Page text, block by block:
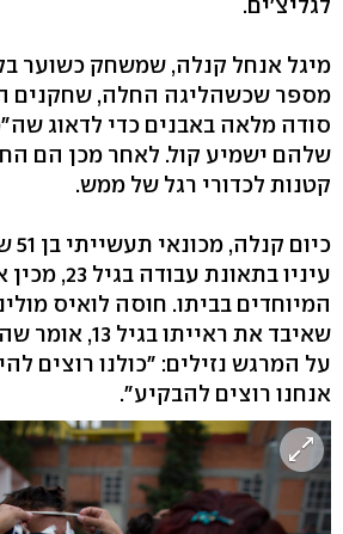
לגליצ'ים.
מיגל אנחל קנלה, שמשחק כשוער
מספר שכשהליגה החלה, שחקנים
סודה מלאה באבנים כדי לדאוג
שלהם ישמיע קול. לאחר מכן הם
קטנות לכדורי רגל של ממש.
עיניו בתאונת
שאיבד את
על המרגש נזילים: "כולנו רוצים
אנחנו רוצים להבקיע".